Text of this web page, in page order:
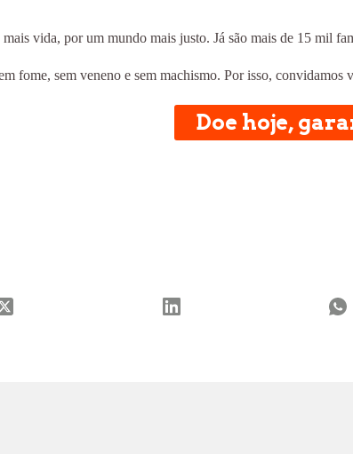
mais vida, por um mundo mais justo. Já são mais de 15 mil
fome, sem veneno e sem machismo. Por isso, convidamos
Doe hoje,